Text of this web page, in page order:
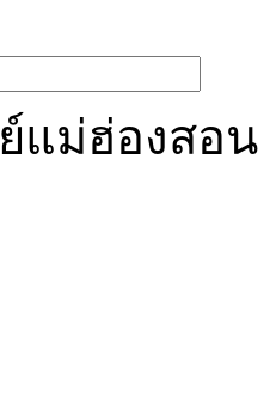
แม่ฮ่องสอน